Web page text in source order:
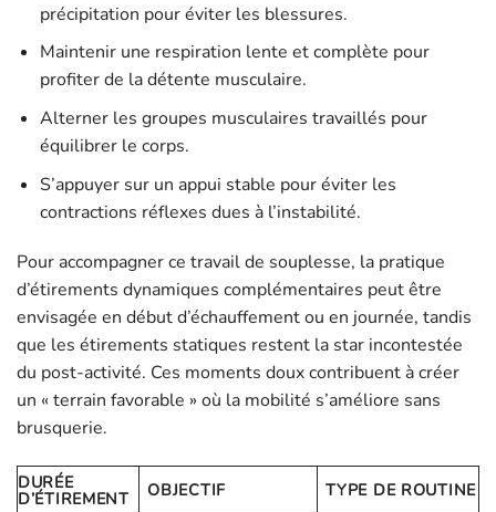
précipitation pour éviter les blessures.
Maintenir une respiration lente et complète pour
profiter de la détente musculaire.
Alterner les groupes musculaires travaillés pour
équilibrer le corps.
S’appuyer sur un appui stable pour éviter les
contractions réflexes dues à l’instabilité.
Pour accompagner ce travail de souplesse, la pratique
d’étirements dynamiques complémentaires peut être
envisagée en début d’échauffement ou en journée, tandis
que les étirements statiques restent la star incontestée
du post-activité. Ces moments doux contribuent à créer
un « terrain favorable » où la mobilité s’améliore sans
brusquerie.
DURÉE
D’ÉTIREMENT OBJECTIF TYPE DE ROUTINE